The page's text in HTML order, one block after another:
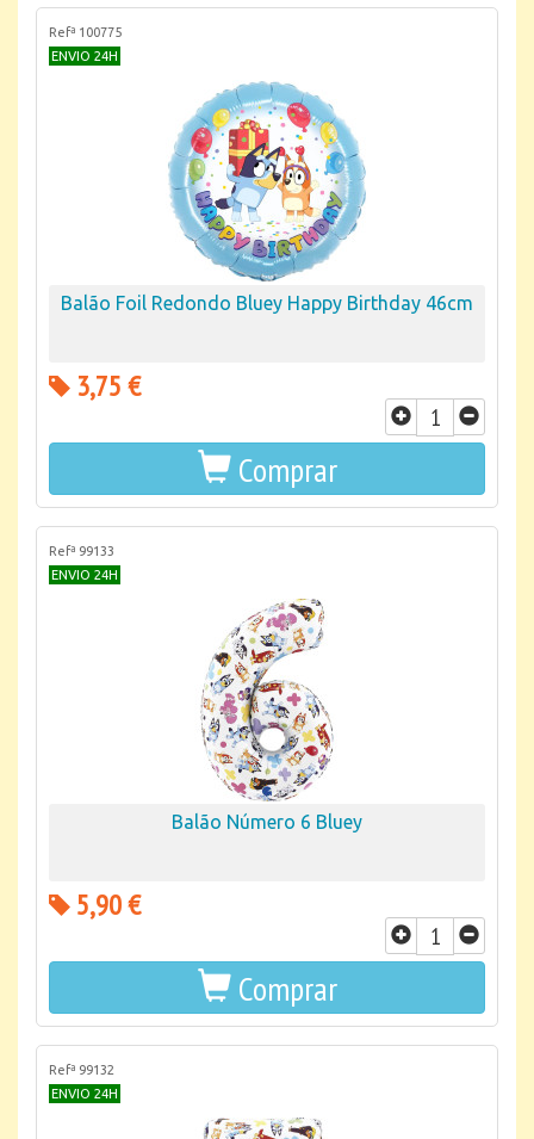
Refª 100775
ENVIO 24H
Balão Foil Redondo Bluey Happy Birthday 46cm
3,75 €
Comprar
Refª 99133
ENVIO 24H
Balão Número 6 Bluey
5,90 €
Comprar
Refª 99132
ENVIO 24H